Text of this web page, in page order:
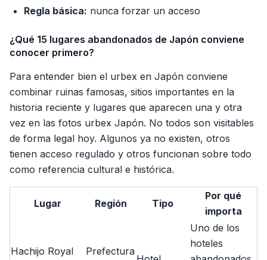
Regla básica: nunca forzar un acceso
¿Qué 15 lugares abandonados de Japón conviene
conocer primero?
Para entender bien el urbex en Japón conviene
combinar ruinas famosas, sitios importantes en la
historia reciente y lugares que aparecen una y otra
vez en las fotos urbex Japón. No todos son visitables
de forma legal hoy. Algunos ya no existen, otros
tienen acceso regulado y otros funcionan sobre todo
como referencia cultural e histórica.
Lugar Región Tipo
Por qué
importa
Hachijo Royal Prefectura
Uno de los
hoteles